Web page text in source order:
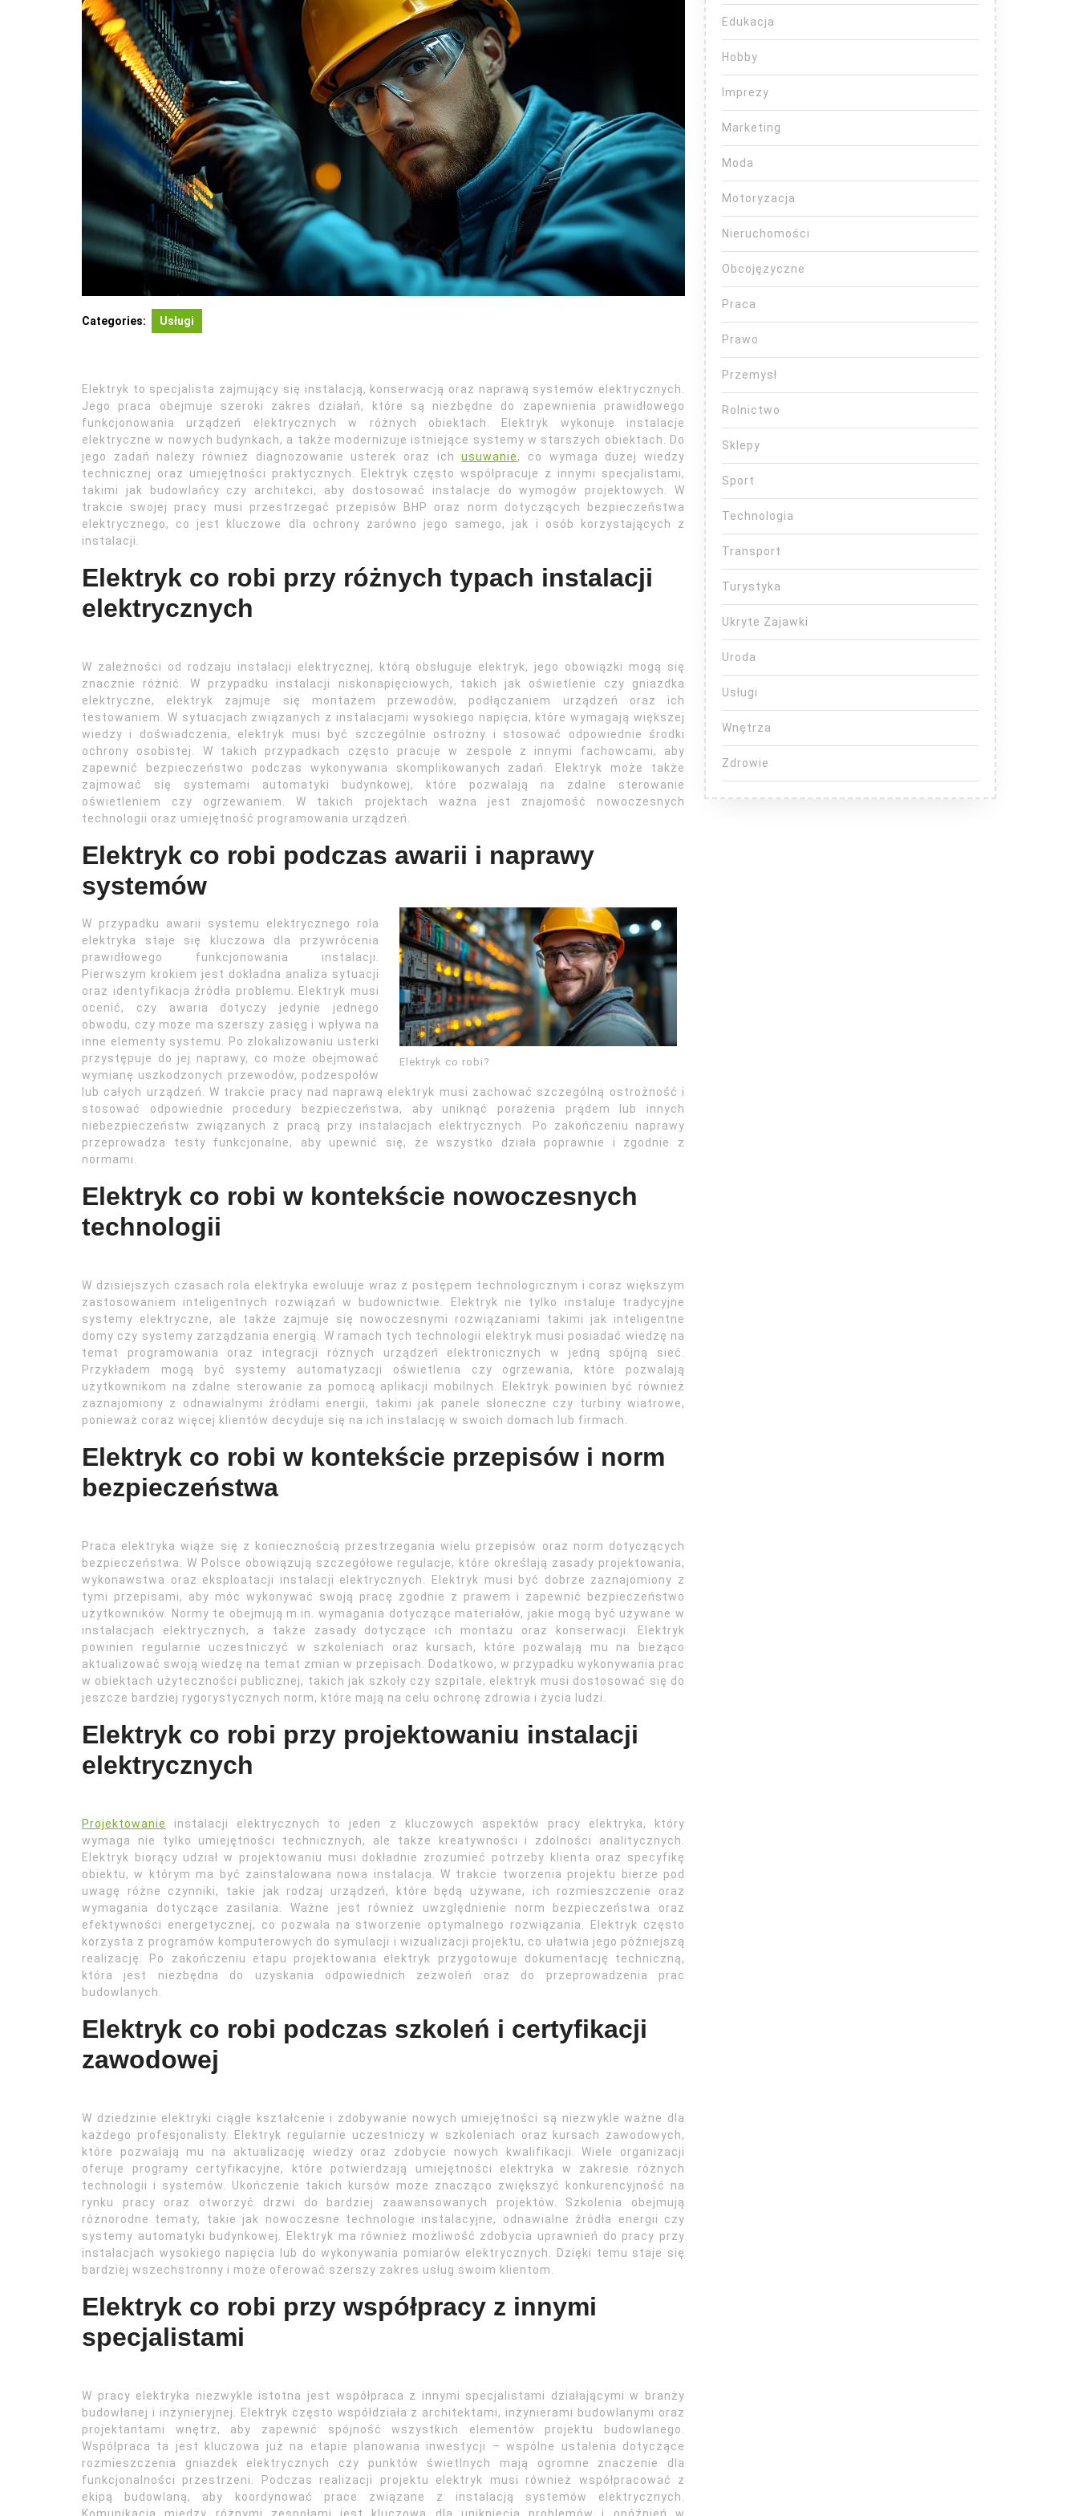
Categories: Usługi
Elektryk to specjalista zajmujący się instalacją, konserwacją oraz naprawą systemów elektrycznych.
Jego praca obejmuje szeroki zakres działań, które są niezbędne do zapewnienia prawidłowego
funkcjonowania urządzeń elektrycznych w różnych obiektach. Elektryk wykonuje instalacje
elektryczne w nowych budynkach, a także modernizuje istniejące systemy w starszych obiektach. Do
jego zadań należy również diagnozowanie usterek oraz ichusuwanie, co wymaga dużej wiedzy
technicznej oraz umiejętności praktycznych. Elektryk często współpracuje z innymi specjalistami,
takimi jak budowlańcy czy architekci, aby dostosować instalacje do wymogów projektowych. W
trakcie swojej pracy musi przestrzegać przepisów BHP oraz norm dotyczących bezpieczeństwa
elektrycznego, co jest kluczowe dla ochrony zarówno jego samego, jak i osób korzystających z
instalacji.
Elektryk co robi przy różnych typach instalacji
elektrycznych
W zależności od rodzaju instalacji elektrycznej, którą obsługuje elektryk, jego obowiązki mogą się
znacznie różnić. W przypadku instalacji niskonapięciowych, takich jak oświetlenie czy gniazdka
elektryczne, elektryk zajmuje się montażem przewodów, podłączaniem urządzeń oraz ich
testowaniem. W sytuacjach związanych z instalacjami wysokiego napięcia, które wymagają większej
wiedzy i doświadczenia, elektryk musi być szczególnie ostrożny i stosować odpowiednie środki
ochrony osobistej. W takich przypadkach często pracuje w zespole z innymi fachowcami, aby
zapewnić bezpieczeństwo podczas wykonywania skomplikowanych zadań. Elektryk może także
zajmować się systemami automatyki budynkowej, które pozwalają na zdalne sterowanie
oświetleniem czy ogrzewaniem. W takich projektach ważna jest znajomość nowoczesnych
technologii oraz umiejętność programowania urządzeń.
Elektryk co robi podczas awarii i naprawy
systemów
Elektryk co robi?
W przypadku awarii systemu elektrycznego rola
elektryka staje się kluczowa dla przywrócenia
prawidłowego funkcjonowania instalacji.
Pierwszym krokiem jest dokładna analiza sytuacji
oraz identyfikacja źródła problemu. Elektryk musi
ocenić, czy awaria dotyczy jedynie jednego
obwodu, czy może ma szerszy zasięg i wpływa na
inne elementy systemu. Po zlokalizowaniu usterki
przystępuje do jej naprawy, co może obejmować
wymianę uszkodzonych przewodów, podzespołów
lub całych urządzeń. W trakcie pracy nad naprawą elektryk musi zachować szczególną ostrożność i
stosować odpowiednie procedury bezpieczeństwa, aby uniknąć porażenia prądem lub innych
niebezpieczeństw związanych z pracą przy instalacjach elektrycznych. Po zakończeniu naprawy
przeprowadza testy funkcjonalne, aby upewnić się, że wszystko działa poprawnie i zgodnie z
normami.
Elektryk co robi w kontekście nowoczesnych
technologii
W dzisiejszych czasach rola elektryka ewoluuje wraz z postępem technologicznym i coraz większym
zastosowaniem inteligentnych rozwiązań w budownictwie. Elektryk nie tylko instaluje tradycyjne
systemy elektryczne, ale także zajmuje się nowoczesnymi rozwiązaniami takimi jak inteligentne
domy czy systemy zarządzania energią. W ramach tych technologii elektryk musi posiadać wiedzę na
temat programowania oraz integracji różnych urządzeń elektronicznych w jedną spójną sieć.
Przykładem mogą być systemy automatyzacji oświetlenia czy ogrzewania, które pozwalają
użytkownikom na zdalne sterowanie za pomocą aplikacji mobilnych. Elektryk powinien być również
zaznajomiony z odnawialnymi źródłami energii, takimi jak panele słoneczne czy turbiny wiatrowe,
ponieważ coraz więcej klientów decyduje się na ich instalację w swoich domach lub firmach.
Elektryk co robi w kontekście przepisów i norm
bezpieczeństwa
Praca elektryka wiąże się z koniecznością przestrzegania wielu przepisów oraz norm dotyczących
bezpieczeństwa. W Polsce obowiązują szczegółowe regulacje, które określają zasady projektowania,
wykonawstwa oraz eksploatacji instalacji elektrycznych. Elektryk musi być dobrze zaznajomiony z
tymi przepisami, aby móc wykonywać swoją pracę zgodnie z prawem i zapewnić bezpieczeństwo
użytkowników. Normy te obejmują m.in. wymagania dotyczące materiałów, jakie mogą być używane w
instalacjach elektrycznych, a także zasady dotyczące ich montażu oraz konserwacji. Elektryk
powinien regularnie uczestniczyć w szkoleniach oraz kursach, które pozwalają mu na bieżąco
aktualizować swoją wiedzę na temat zmian w przepisach. Dodatkowo, w przypadku wykonywania prac
w obiektach użyteczności publicznej, takich jak szkoły czy szpitale, elektryk musi dostosować się do
jeszcze bardziej rygorystycznych norm, które mają na celu ochronę zdrowia i życia ludzi.
Elektryk co robi przy projektowaniu instalacji
elektrycznych
Projektowanie
instalacji elektrycznych to jeden z kluczowych aspektów pracy elektryka, który
wymaga nie tylko umiejętności technicznych, ale także kreatywności i zdolności analitycznych.
Elektryk biorący udział w projektowaniu musi dokładnie zrozumieć potrzeby klienta oraz specyfikę
obiektu, w którym ma być zainstalowana nowa instalacja. W trakcie tworzenia projektu bierze pod
uwagę różne czynniki, takie jak rodzaj urządzeń, które będą używane, ich rozmieszczenie oraz
wymagania dotyczące zasilania. Ważne jest również uwzględnienie norm bezpieczeństwa oraz
efektywności energetycznej, co pozwala na stworzenie optymalnego rozwiązania. Elektryk często
korzysta z programów komputerowych do symulacji i wizualizacji projektu, co ułatwia jego późniejszą
realizację. Po zakończeniu etapu projektowania elektryk przygotowuje dokumentację techniczną,
która jest niezbędna do uzyskania odpowiednich zezwoleń oraz do przeprowadzenia prac
budowlanych.
Elektryk co robi podczas szkoleń i certyfikacji
zawodowej
W dziedzinie elektryki ciągłe kształcenie i zdobywanie nowych umiejętności są niezwykle ważne dla
każdego profesjonalisty. Elektryk regularnie uczestniczy w szkoleniach oraz kursach zawodowych,
które pozwalają mu na aktualizację wiedzy oraz zdobycie nowych kwalifikacji. Wiele organizacji
oferuje programy certyfikacyjne, które potwierdzają umiejętności elektryka w zakresie różnych
technologii i systemów. Ukończenie takich kursów może znacząco zwiększyć konkurencyjność na
rynku pracy oraz otworzyć drzwi do bardziej zaawansowanych projektów. Szkolenia obejmują
różnorodne tematy, takie jak nowoczesne technologie instalacyjne, odnawialne źródła energii czy
systemy automatyki budynkowej. Elektryk ma również możliwość zdobycia uprawnień do pracy przy
instalacjach wysokiego napięcia lub do wykonywania pomiarów elektrycznych. Dzięki temu staje się
bardziej wszechstronny i może oferować szerszy zakres usług swoim klientom.
Elektryk co robi przy współpracy z innymi
specjalistami
W pracy elektryka niezwykle istotna jest współpraca z innymi specjalistami działającymi w branży
budowlanej i inżynieryjnej. Elektryk często współdziała z architektami, inżynierami budowlanymi oraz
projektantami wnętrz, aby zapewnić spójność wszystkich elementów projektu budowlanego.
Współpraca ta jest kluczowa już na etapie planowania inwestycji – wspólne ustalenia dotyczące
rozmieszczenia gniazdek elektrycznych czy punktów świetlnych mają ogromne znaczenie dla
funkcjonalności przestrzeni. Podczas realizacji projektu elektryk musi również współpracować z
ekipą budowlaną, aby koordynować prace związane z instalacją systemów elektrycznych.
Edukacja
Hobby
Imprezy
Marketing
Moda
Motoryzacja
Nieruchomości
Obcojęzyczne
Praca
Prawo
Przemysł
Rolnictwo
Sklepy
Sport
Technologia
Transport
Turystyka
Ukryte Zajawki
Uroda
Usługi
Wnętrza
Zdrowie